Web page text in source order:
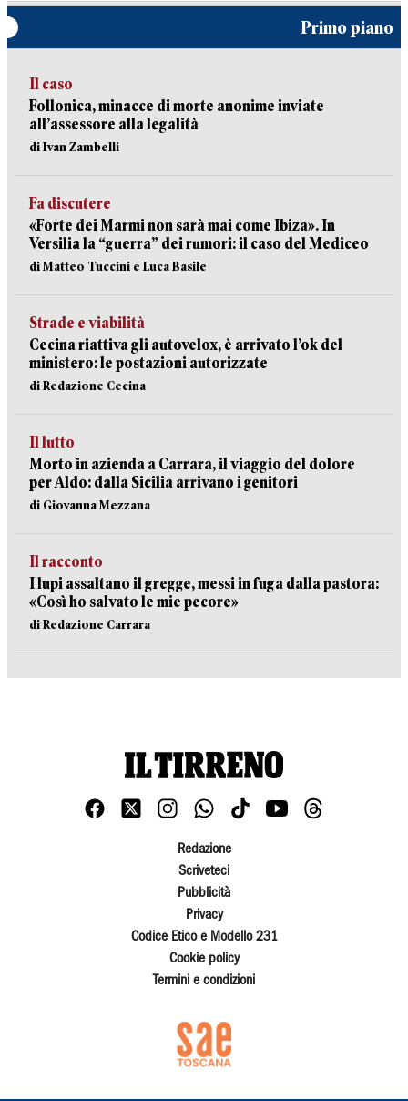
Primo piano
Il caso
Follonica, minacce di morte anonime inviate
all’assessore alla legalità
di Ivan Zambelli
Fa discutere
«Forte dei Marmi non sarà mai come Ibiza». In
Versilia la “guerra” dei rumori: il caso del Mediceo
di Matteo Tuccini e Luca Basile
Strade e viabilità
Cecina riattiva gli autovelox, è arrivato l’ok del
ministero: le postazioni autorizzate
di Redazione Cecina
Il lutto
Morto in azienda a Carrara, il viaggio del dolore
per Aldo: dalla Sicilia arrivano i genitori
di Giovanna Mezzana
Il racconto
I lupi assaltano il gregge, messi in fuga dalla pastora:
«Così ho salvato le mie pecore»
di Redazione Carrara
Redazione
Scriveteci
Pubblicità
Privacy
Codice Etico e Modello 231
Cookie policy
Termini e condizioni